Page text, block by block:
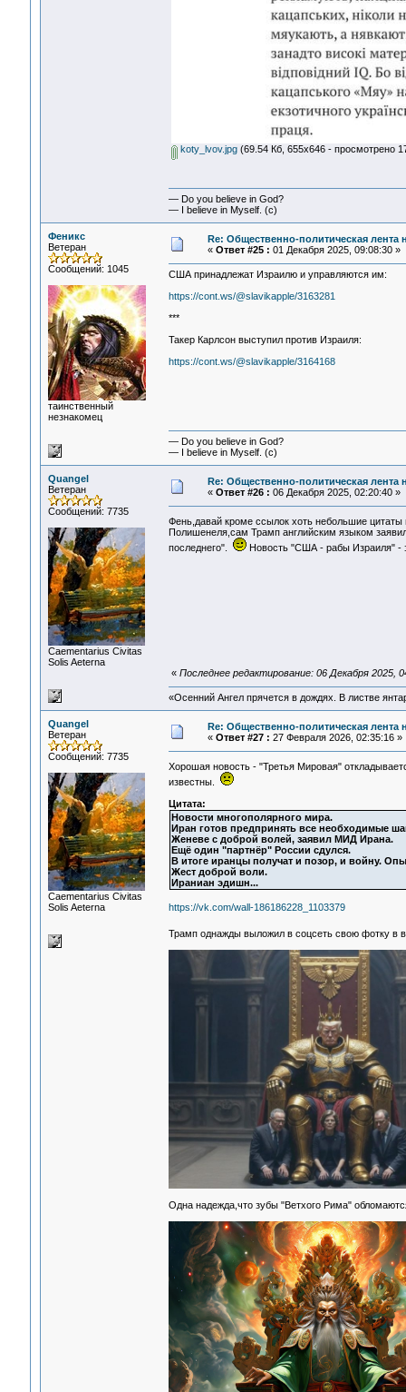
koty_lvov.jpg(69.54 Кб, 655x646 - просмотрено
— Do you believe in God?
— I believe in Myself. (c)
Феникс
Ветеран
Сообщений: 1045
таинственный
незнакомец
Re: Общественно-политическая лента
« Ответ #25 : 01 Декабря 2025, 09:08:30 »
США принадлежат Израилю и управляются им:
https://cont.ws/@slavikapple/3163281
***
Такер Карлсон выступил против Израиля:
https://cont.ws/@slavikapple/3164168
— Do you believe in God?
— I believe in Myself. (c)
Quangel
Ветеран
Сообщений: 7735
Сaementarius Civitas
Solis Aeterna
Re: Общественно-политическая лента
« Ответ #26 : 06 Декабря 2025, 02:20:40 »
Фень,давай кроме ссылок хоть небольшие
Полишенеля,сам Трамп английским языком
последнего".
Новость "США - рабы Израиля" -
« Последнее редактирование: 06 Декабря 2025,
«Осенний Ангел прячется в дождях. В листве
Quangel
Ветеран
Сообщений: 7735
Сaementarius Civitas
Solis Aeterna
Re: Общественно-политическая лента
« Ответ #27 : 27 Февраля 2026, 02:35:16 »
Хорошая новость - "Третья Мировая"
известны.
Цитата:
Новости многополярного мира.
Иран готов предпринять все необходимые
Женеве с доброй волей, заявил МИД Ирана.
Ещё один "партнёр" России сдулся.
В итоге иранцы получат и позор, и войну.
Жест доброй воли.
Ираниан эдишн...
https://vk.com/wall-186186228_1103379
Трамп однажды выложил в соцсеть свою фотку
Одна надежда,что зубы "Ветхого Рима"